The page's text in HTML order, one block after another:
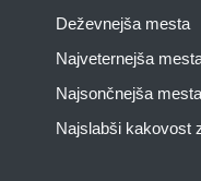
Deževnejša mesta
Najveternejša
Najsončnejša mesta
Najslabši kakovost